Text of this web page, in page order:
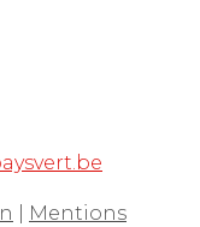
Mentions